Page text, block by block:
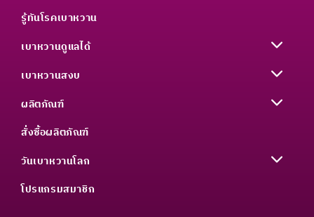
รู้ทันโรคเบาหวาน
เบาหวานดูแลได้
เบาหวานสงบ
ผลิตภัณฑ์
สั่งซื้อผลิตภัณฑ์
วันเบาหวานโลก
โปรแกรมสมาชิก